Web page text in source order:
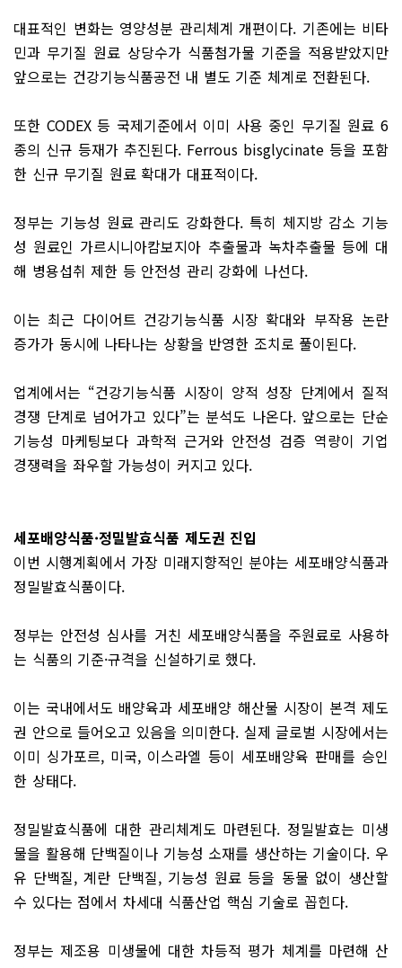
대표적인 변화는 영양성분 관리체계 개편이다. 기존에는 비타
민과 무기질 원료 상당수가 식품첨가물 기준을 적용받았지만
앞으로는 건강기능식품공전 내 별도 기준 체계로 전환된다.
또한 CODEX 등 국제기준에서 이미 사용 중인 무기질 원료 6
종의 신규 등재가 추진된다. Ferrous bisglycinate 등을 포함
한 신규 무기질 원료 확대가 대표적이다.
정부는 기능성 원료 관리도 강화한다. 특히 체지방 감소 기능
성 원료인 가르시니아캄보지아 추출물과 녹차추출물 등에 대
해 병용섭취 제한 등 안전성 관리 강화에 나선다.
이는 최근 다이어트 건강기능식품 시장 확대와 부작용 논란
증가가 동시에 나타나는 상황을 반영한 조치로 풀이된다.
업계에서는 “건강기능식품 시장이 양적 성장 단계에서 질적
경쟁 단계로 넘어가고 있다”는 분석도 나온다. 앞으로는 단순
기능성 마케팅보다 과학적 근거와 안전성 검증 역량이 기업
경쟁력을 좌우할 가능성이 커지고 있다.
세포배양식품·정밀발효식품 제도권 진입
이번 시행계획에서 가장 미래지향적인 분야는 세포배양식품과
정밀발효식품이다.
정부는 안전성 심사를 거친 세포배양식품을 주원료로 사용하
는 식품의 기준·규격을 신설하기로 했다.
이는 국내에서도 배양육과 세포배양 해산물 시장이 본격 제도
권 안으로 들어오고 있음을 의미한다. 실제 글로벌 시장에서는
이미 싱가포르, 미국, 이스라엘 등이 세포배양육 판매를 승인
한 상태다.
정밀발효식품에 대한 관리체계도 마련된다. 정밀발효는 미생
물을 활용해 단백질이나 기능성 소재를 생산하는 기술이다. 우
유 단백질, 계란 단백질, 기능성 원료 등을 동물 없이 생산할
수 있다는 점에서 차세대 식품산업 핵심 기술로 꼽힌다.
정부는 제조용 미생물에 대한 차등적 평가 체계를 마련해 산